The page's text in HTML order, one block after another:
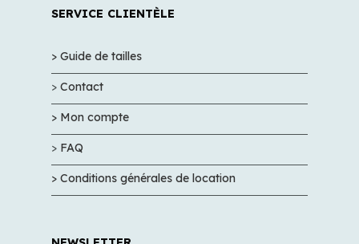
SERVICE CLIENTÈLE
> Guide de tailles
> Contact
> Mon compte
> FAQ
> Conditions générales de location